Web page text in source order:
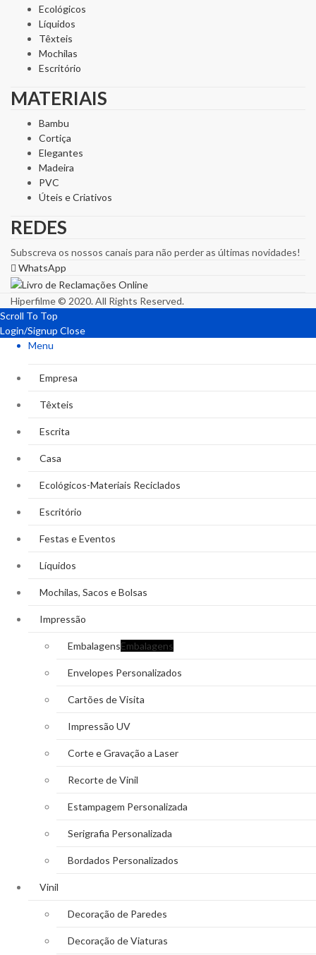
Ecológicos
Líquidos
Têxteis
Mochilas
Escritório
MATERIAIS
Bambu
Cortiça
Elegantes
Madeira
PVC
Úteis e Criativos
REDES
Subscreva os nossos canais para não perder as últimas novidades!
WhatsApp
Hiperfilme © 2020. All Rights Reserved.
Scroll To Top
Login/Signup Close
Menu
Empresa
Têxteis
Escrita
Casa
Ecológicos-Materiais Reciclados
Escritório
Festas e Eventos
Líquidos
Mochilas, Sacos e Bolsas
Impressão
EmbalagensEmbalagens
Envelopes Personalizados
Cartões de Visita
Impressão UV
Corte e Gravação a Laser
Recorte de Vinil
Estampagem Personalizada
Serigrafia Personalizada
Bordados Personalizados
Vinil
Decoração de Paredes
Decoração de Viaturas